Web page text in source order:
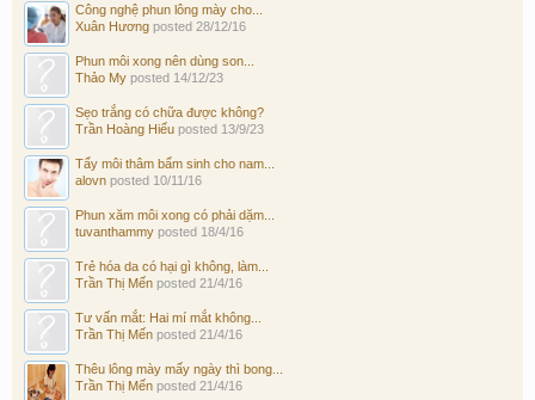
Công nghệ phun lông mày cho...
Xuân Hương posted 28/12/16
Phun môi xong nên dùng son...
Thảo My posted 14/12/23
Sẹo trắng có chữa được không?
Trần Hoàng Hiếu posted 13/9/23
Tẩy môi thâm bẩm sinh cho nam...
alovn posted 10/11/16
Phun xăm môi xong có phải dặm...
tuvanthammy posted 18/4/16
Trẻ hóa da có hại gì không, làm...
Trần Thị Mến posted 21/4/16
Tư vấn mắt: Hai mí mắt không...
Trần Thị Mến posted 21/4/16
Thêu lông mày mấy ngày thì bong...
Trần Thị Mến posted 21/4/16